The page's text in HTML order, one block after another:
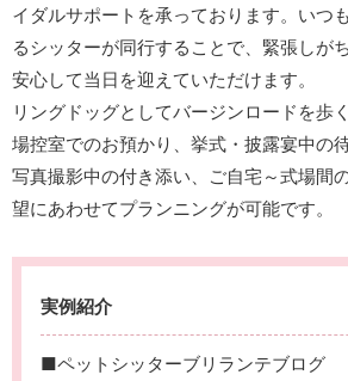
イダルサポートを承っております。いつ
るシッターが同行することで、緊張しが
安心して当日を迎えていただけます。
リングドッグとしてバージンロードを歩
場控室でのお預かり、挙式・披露宴中の
写真撮影中の付き添い、ご自宅～式場間
望にあわせてプランニングが可能です。
実例紹介
■ペットシッターブリランテブログ